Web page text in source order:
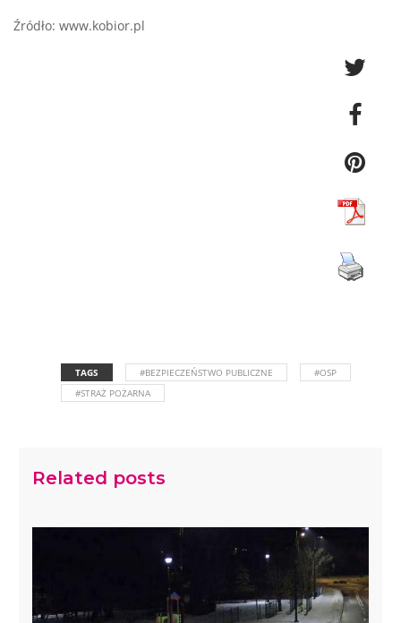
Źródło: www.kobior.pl
TAGS #BEZPIECZEŃSTWO PUBLICZNE
#OSP
#STRAŻ POŻARNA
Related posts